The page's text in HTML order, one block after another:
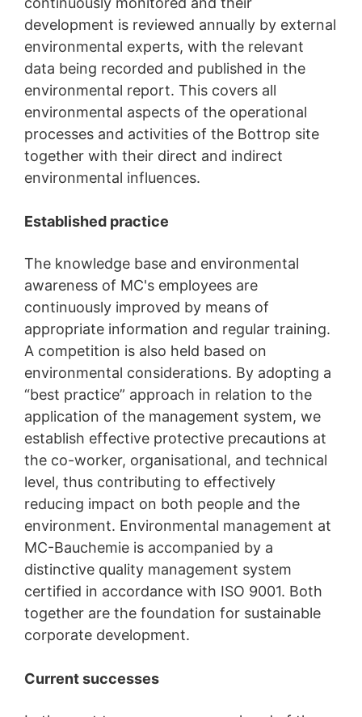
development is reviewed annually by external
environmental experts, with the relevant
data being recorded and published in the
environmental report. This covers all
environmental aspects of the operational
processes and activities of the Bottrop site
together with their direct and indirect
environmental influences.
Established practice
The knowledge base and environmental
awareness of MC's employees are
continuously improved by means of
appropriate information and regular training.
A competition is also held based on
environmental considerations. By adopting a
“best practice” approach in relation to the
application of the management system, we
establish effective protective precautions at
the co-worker, organisational, and technical
level, thus contributing to effectively
reducing impact on both people and the
environment. Environmental management at
MC-Bauchemie is accompanied by a
distinctive quality management system
certified in accordance with ISO 9001. Both
together are the foundation for sustainable
corporate development.
Current successes
možné len s Vašim výslovným súhlasom. Súhlas, ktorý
ste už udelili, môžete kedykoľvek odvolať. Stačí ak nám
zašlete napr. neformálne oznámenie prostredníctvom e-
mailu. Zákonnosť spracovania údajov uskutočnená do
odvolania zostáva odvolaním nedotknutá.
Právo podať sťažnosť príslušnému dozorujúcemu
úradu
V prípade porušení práva ochrany údajov má dotknutá
osoba právo podať sťažnosť príslušnému dozorujúcemu
úradu. Príslušným dozorujúcim úradom pre oblasť práva
ochrany údajov je krajinská zmocnenkyňa pre ochranu
Vestfálska, Düsseldorf.
Prislúcha Vám právo, nechať vydať sebe alebo tretej
osobe, v bežnom, strojovo čitateľnom formáte, údaje,
ktoré na základe Vášho súhlasu alebo v rámci plnenia
zmluvy spracovávame v automatizovanej podobe. Keď
požadujete priamy prevod údajov na inú zodpovednú
osobu, stane sa tak len v tom prípade, ak je to
technicky možné.
Právo na informácie, opravu, zmazanie, zablokovanie
Podľa čl. 15 DSGVO - Základného nariadenia o ochrane
údajov máte kedykoľvek právo požiadať MC-
Bauchemie o rozsiahle poskytnutie informácií uložených
k Vašej osobe. Podľa čl. 17 DSGVO - Základného
nariadenia o ochrane údajov môžete od nás kedykoľvek
vyžadovať opravu, vymazanie a zablokovanie
jednotlivých osobných údajov.